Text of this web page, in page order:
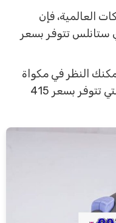
العالمية، فإن
تتوفر بسعر
النظر في مكواة
البخار الماليزية تيفال التي تتوفر بسعر 415